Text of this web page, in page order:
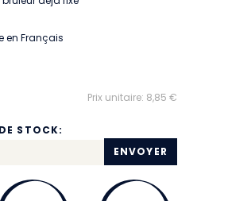
en Français
Prix unitaire: 8,85 €
STOCK:
ENVOYER